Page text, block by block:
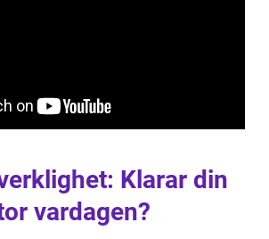
Klarar din
vardagen?